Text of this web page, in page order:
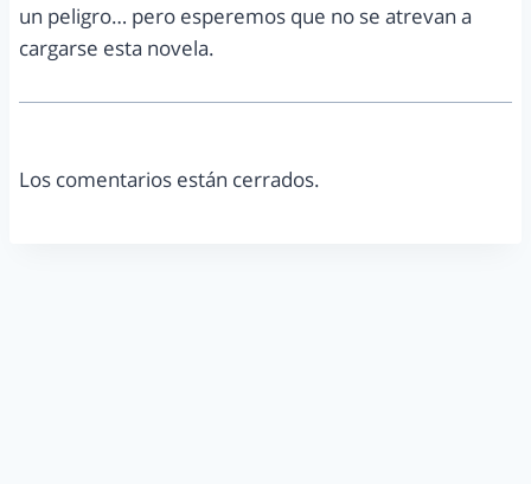
un peligro… pero esperemos que no se atrevan a
cargarse esta novela.
Los comentarios están cerrados.